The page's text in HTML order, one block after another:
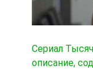
Сериал
описание,